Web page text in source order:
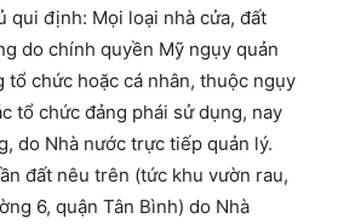
qui định: Mọi loại nhà cửa, đất
do chính quyền Mỹ ngụy quản
tổ chức hoặc cá nhân, thuộc ngụy
tổ chức đảng phái sử dụng, nay
do Nhà nước trực tiếp quản lý.
đất nêu trên (tức khu vườn rau,
6, quận Tân Bình) do Nhà